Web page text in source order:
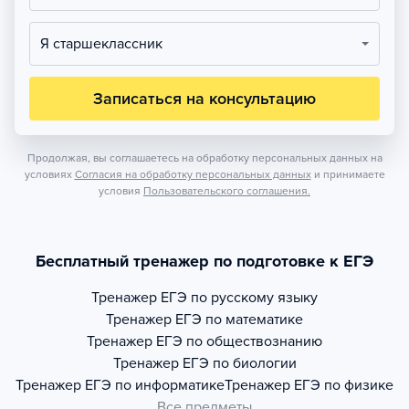
Я старшеклассник
Записаться на консультацию
Продолжая, вы соглашаетесь на обработку персональных данных на
условиях Согласия на обработку персональных данных и принимаете
условия Пользовательского соглашения.
Бесплатный тренажер по подготовке к ЕГЭ
Тренажер ЕГЭ по русскому языку
Тренажер ЕГЭ по математике
Тренажер ЕГЭ по обществознанию
Тренажер ЕГЭ по биологии
Тренажер ЕГЭ по информатикеТренажер ЕГЭ по физике